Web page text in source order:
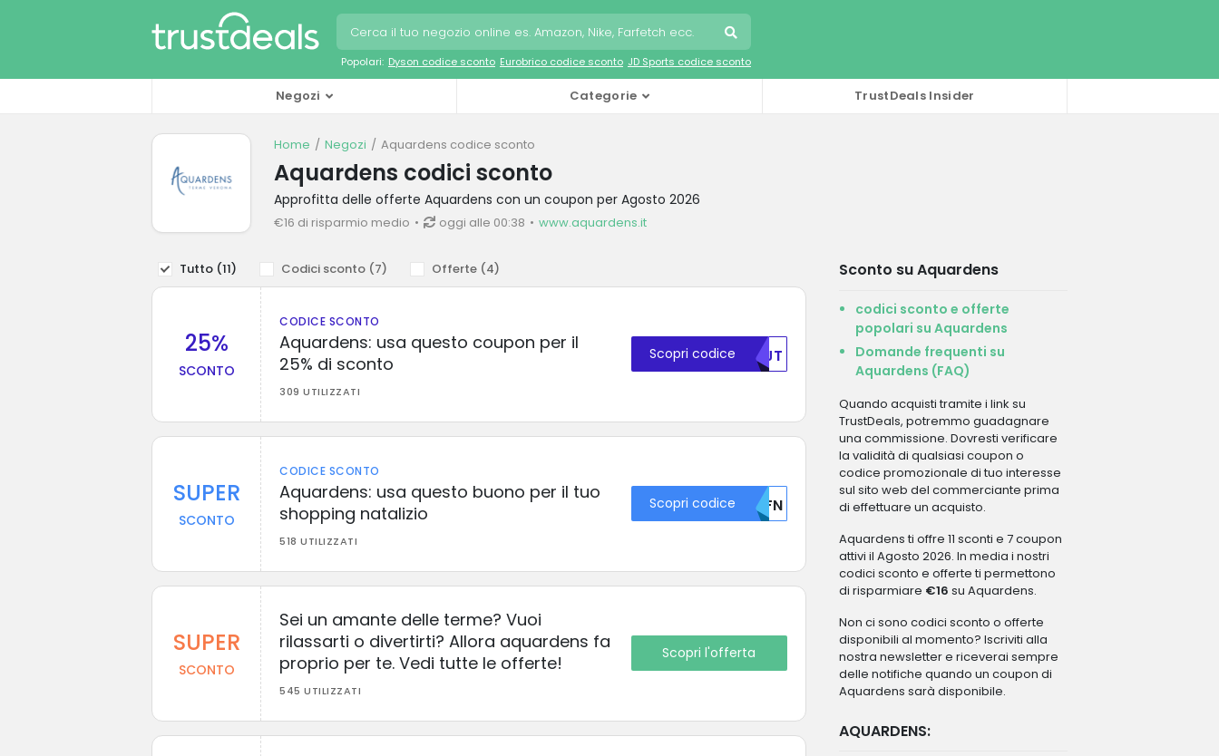
Popolari: Dyson codice sconto Eurobrico codice sconto JD Sports codice sconto
Negozi Categorie TrustDeals Insider
Home Negozi Aquardens codice sconto
Aquardens codici sconto
Approfitta delle offerte Aquardens con un coupon per Agosto 2026
€16 di risparmio medio oggi alle 00:38 www.aquardens.it
Tutto (11) Codici sconto (7) Offerte (4)
25%
SCONTO
CODICE SCONTO
Aquardens: usa questo coupon per il
25% di sconto
309 UTILIZZATI
Scopri codice NTJT
SUPER
SCONTO
CODICE SCONTO
Aquardens: usa questo buono per il tuo
shopping natalizio
518 UTILIZZATI
Scopri codice U0FN
SUPER
SCONTO
Sei un amante delle terme? Vuoi
rilassarti o divertirti? Allora aquardens fa
proprio per te. Vedi tutte le offerte!
545 UTILIZZATI
Scopri l'offerta
Sconto su Aquardens
codici sconto e offerte
popolari su Aquardens
Domande frequenti su
Aquardens (FAQ)
Quando acquisti tramite i link su
TrustDeals, potremmo guadagnare
una commissione. Dovresti verificare
la validità di qualsiasi coupon o
codice promozionale di tuo interesse
sul sito web del commerciante prima
di effettuare un acquisto.
Aquardens ti offre 11 sconti e 7 coupon
attivi il Agosto 2026. In media i nostri
codici sconto e offerte ti permettono
di risparmiare €16 su Aquardens.
Non ci sono codici sconto o offerte
disponibili al momento? Iscriviti alla
nostra newsletter e riceverai sempre
delle notifiche quando un coupon di
Aquardens sarà disponibile.
AQUARDENS: